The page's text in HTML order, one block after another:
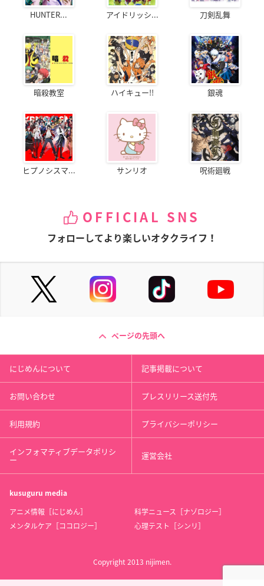
HUNTER... アイドリッシ... 刀剣乱舞
暗殺教室 ハイキュー!! 銀魂
ヒプノシスマ... サンリオ 呪術廻戦
OFFICIAL SNS
フォローしてより楽しいオタクライフ！
ページの先頭へ
にじめんについて 記事掲載について
お問い合わせ プレスリリース送付先
利用規約 プライバシーポリシー
インフォマティブデータポリシ
ー 運営会社
kusuguru media
アニメ情報［にじめん］
科学ニュース［ナゾロジー］
メンタルケア［ココロジー］
心理テスト［シンリ］
Copyright 2013 nijimen.